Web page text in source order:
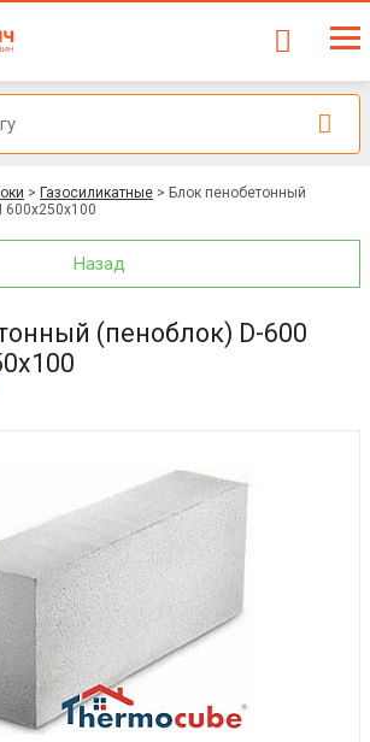
> Газосиликатные > Блок пенобетонный
600x250x100
Назад
(пеноблок) D-600